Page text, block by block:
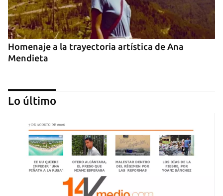
Homenaje a la trayectoria artística de Ana
Mendieta
Lo último